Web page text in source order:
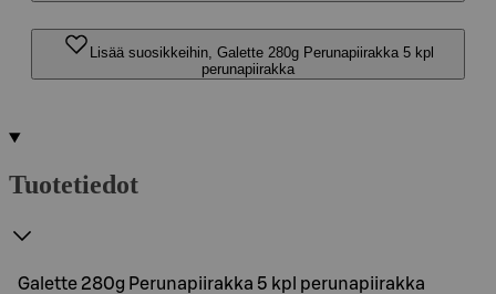
Lisää suosikkeihin, Galette 280g Perunapiirakka 5 kpl
perunapiirakka
Tuotetiedot
Galette 280g Perunapiirakka 5 kpl perunapiirakka